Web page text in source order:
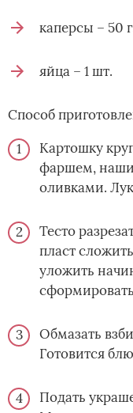
каперсы – 50
яйца – 1 шт.
Способ
Картошку
фаршем,
оливками.
Тесто
пласт
уложить
Обмазать
Готовится
Подать